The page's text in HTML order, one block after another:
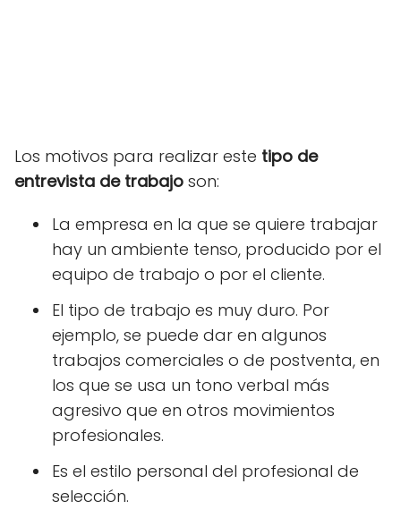
Los motivos para realizar este tipo de
entrevista de trabajo son:
La empresa en la que se quiere trabajar
hay un ambiente tenso, producido por el
equipo de trabajo o por el cliente.
El tipo de trabajo es muy duro. Por
ejemplo, se puede dar en algunos
trabajos comerciales o de postventa, en
los que se usa un tono verbal más
agresivo que en otros movimientos
profesionales.
Es el estilo personal del profesional de
selección.